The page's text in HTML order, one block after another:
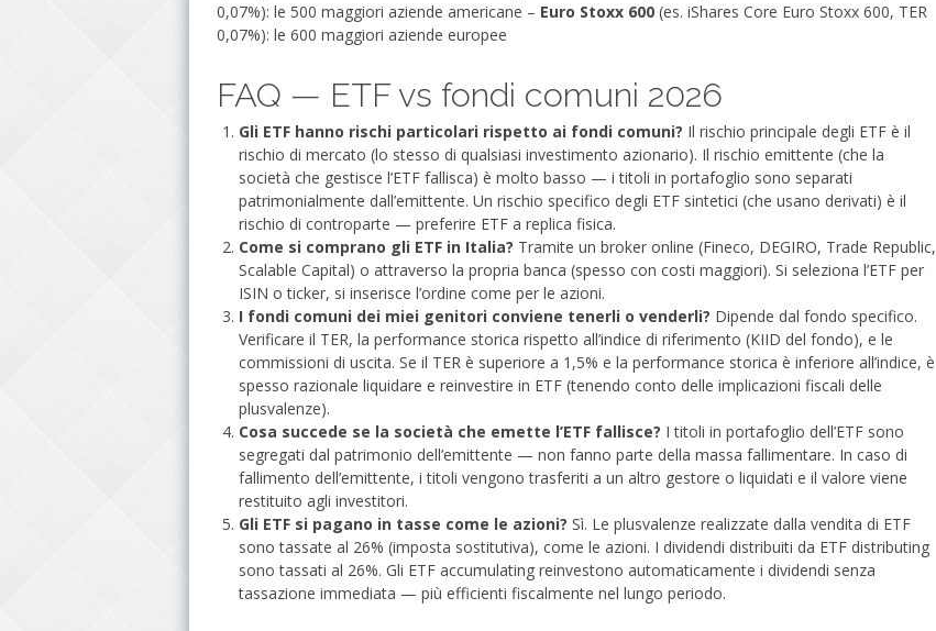
0,07%): le 500 maggiori aziende americane – Euro Stoxx 600 (es. iShares Core Euro Stoxx 600, TER
0,07%): le 600 maggiori aziende europee
FAQ — ETF vs fondi comuni 2026
Gli ETF hanno rischi particolari rispetto ai fondi comuni? Il rischio principale degli ETF è il
rischio di mercato (lo stesso di qualsiasi investimento azionario). Il rischio emittente (che la
società che gestisce l’ETF fallisca) è molto basso — i titoli in portafoglio sono separati
patrimonialmente dall’emittente. Un rischio specifico degli ETF sintetici (che usano derivati) è il
rischio di controparte — preferire ETF a replica fisica.
Come si comprano gli ETF in Italia? Tramite un broker online (Fineco, DEGIRO, Trade Republic,
Scalable Capital) o attraverso la propria banca (spesso con costi maggiori). Si seleziona l’ETF per
ISIN o ticker, si inserisce l’ordine come per le azioni.
I fondi comuni dei miei genitori conviene tenerli o venderli? Dipende dal fondo specifico.
Verificare il TER, la performance storica rispetto all’indice di riferimento (KIID del fondo), e le
commissioni di uscita. Se il TER è superiore a 1,5% e la performance storica è inferiore all’indice, è
spesso razionale liquidare e reinvestire in ETF (tenendo conto delle implicazioni fiscali delle
plusvalenze).
Cosa succede se la società che emette l’ETF fallisce? I titoli in portafoglio dell’ETF sono
segregati dal patrimonio dell’emittente — non fanno parte della massa fallimentare. In caso di
fallimento dell’emittente, i titoli vengono trasferiti a un altro gestore o liquidati e il valore viene
restituito agli investitori.
Gli ETF si pagano in tasse come le azioni? Sì. Le plusvalenze realizzate dalla vendita di ETF
sono tassate al 26% (imposta sostitutiva), come le azioni. I dividendi distribuiti da ETF distributing
sono tassati al 26%. Gli ETF accumulating reinvestono automaticamente i dividendi senza
tassazione immediata — più efficienti fiscalmente nel lungo periodo.